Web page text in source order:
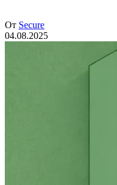
От Secure
04.08.2025